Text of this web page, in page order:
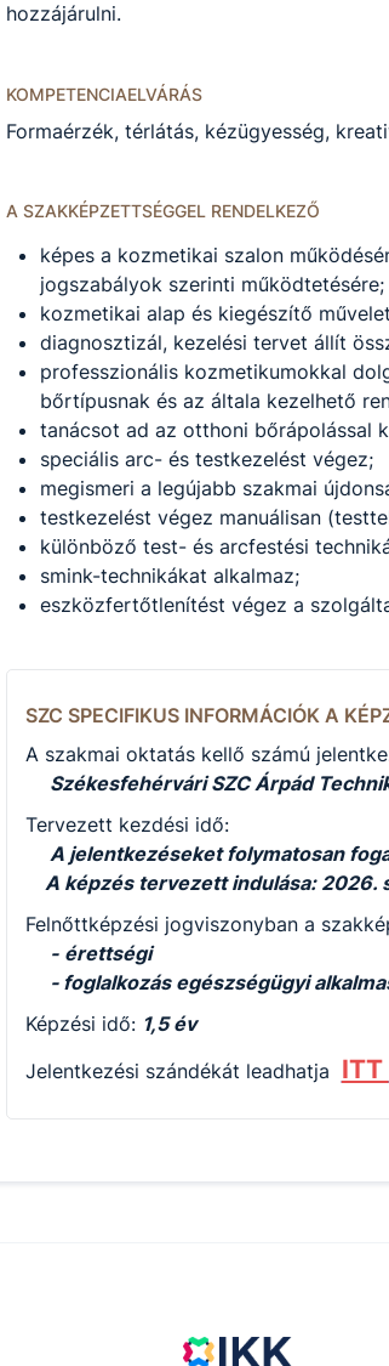
hozzájárulni.
KOMPETENCIAELVÁRÁS
Formaérzék, térlátás, kézügyesség,
A SZAKKÉPZETTSÉGGEL RENDELKEZŐ
képes a kozmetikai szalon
jogszabályok szerinti működtetésére;
kozmetikai alap és kiegészítő
diagnosztizál, kezelési tervet állít
professzionális kozmetikumokkal
bőrtípusnak és az általa kezelhető
tanácsot ad az otthoni bőrápolással
speciális arc- és testkezelést végez;
megismeri a legújabb szakmai
testkezelést végez manuálisan
különböző test- és arcfestési
smink-technikákat alkalmaz;
eszközfertőtlenítést végez a
SZC SPECIFIKUS INFORMÁCIÓK A
A szakmai oktatás kellő számú
Székesfehérvári SZC Árpád
Tervezett kezdési idő:
A jelentkezéseket folymatosan
A képzés tervezett indulása: 2026.
Felnőttképzési jogviszonyban a
- érettségi
- foglalkozás egészségügyi
Képzési idő: 1,5 év
Jelentkezési szándékát leadhatja ITT